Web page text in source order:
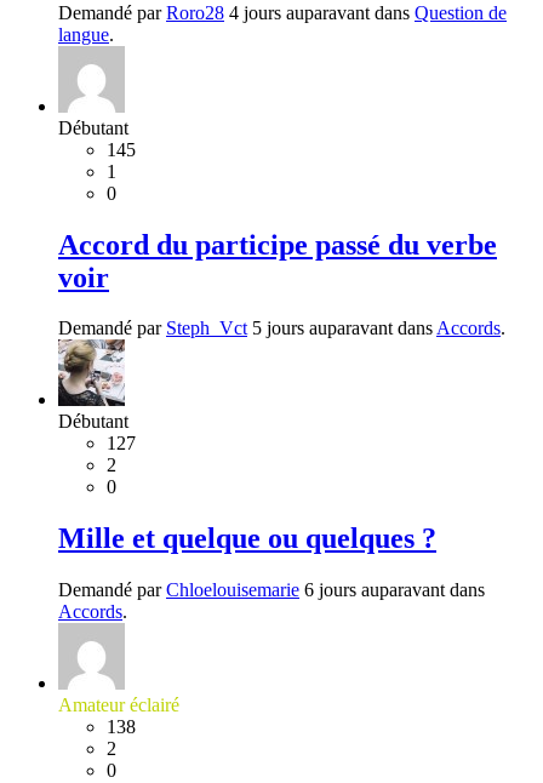
Demandé parRoro28 4 jours auparavant dans Question de
langue.
Débutant
145
1
0
Accord du participe passé du verbe
voir
Demandé par Steph_Vct5 jours auparavant dansAccords.
Débutant
127
2
0
Mille et quelque ou quelques ?
Demandé parChloelouisemarie 6 jours auparavant dans
Accords.
Amateur éclairé
138
2
0